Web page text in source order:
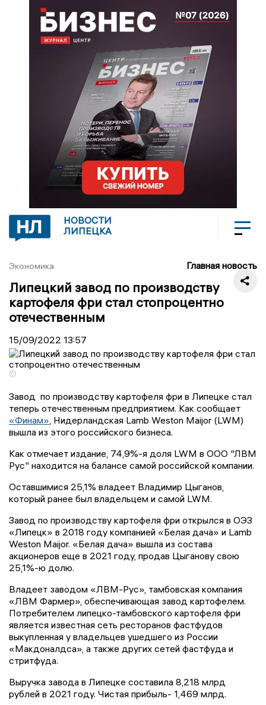
НОВОСТИ
ЛИПЕЦКА
Экономика Главная новость
Липецкий завод по производству
картофеля фри стал стопроцентно
отечественным
15/09/2022 13:57
©
Завод по производству картофеля фри в Липецке стал
теперь отечественным предприятием. Как сообщает
«Финам» , Нидерландская Lamb Weston Maijor (LWM)
вышла из этого российского бизнеса.
Как отмечает издание, 74,9%-я доля LWM в ООО "ЛВМ
Рус" находится на балансе самой российской компании.
Оставшимися 25,1% владеет Владимир Цыганов,
который ранее был владельцем и самой LWM.
Завод по производству картофеля фри открылся в ОЭЗ
«Липецк» в 2018 году компанией «Белая дача» и Lamb
Weston Maijor. «Белая дача» вышла из состава
акционеров еще в 2021 году, продав Цыганову свою
25,1%-ю долю.
Владеет заводом «ЛВМ-Рус», тамбовская компания
«ЛВМ Фармер», обеспечивающая завод картофелем.
Потребителем липецко-тамбовского картофеля фри
является известная сеть ресторанов фастфудов
выкупленная у владельцев ушедшего из России
«Макдоналдса», а также других сетей фастфуда и
стритфуда.
Выручка завода в Липецке составила 8,218 млрд
рублей в 2021 году. Чистая прибыль- 1,469 млрд.